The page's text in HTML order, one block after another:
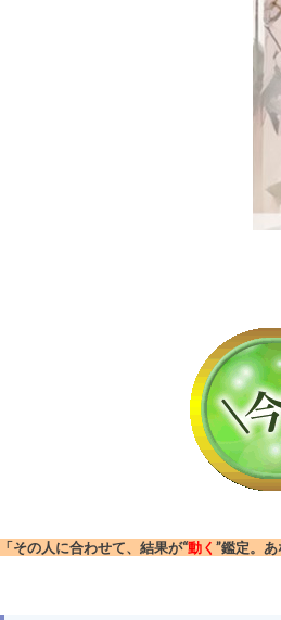
「その人に合わせて、結果が“動く ”鑑定。